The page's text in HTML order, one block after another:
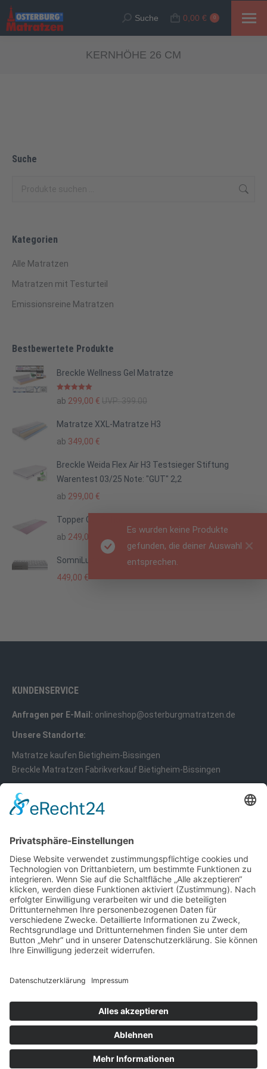
Suche:
Suche 0,00 € 0
KERNHÖHE 26 CM
Es wurden keine Produkte
gefunden, die deiner Auswahl
entsprechen.
Suche
Kategorien
Alle Matratzen
Matratzen mit Testurteil
Emissionsreine Matratzen
Bestbewertete Produkte
Breckle Wellness Gel Matratze
Bewertet mit
5.00von 5
ab 299,00 € UVP: 399.00
Matratze XXL-Matratze H3
ab 349,00 €
Breckle Weida Flex Air H3 Testsieger Stiftung
Warentest 03/25 Note: "GUT" 2,2
ab 299,00 €
Topper Gel-Schaum
ab 249,00
SomniLux K
449,00 €
KUNDENSERVICE
Anfragen per E-Mail: onlineshop@osterburgmatratzen.de
Unsere Standorte:
Matratze kaufen Bietigheim-Bissingen
Breckle Matratzen Fabrikverkauf Bietigheim-Bissingen
© Osterburg Matratzen 2020. Alle Rechte vorbehalten.
Menü Footer